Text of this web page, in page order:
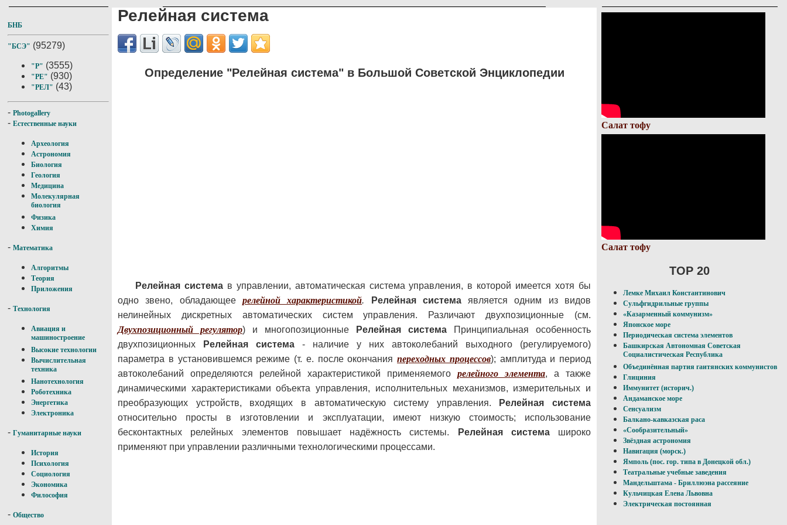
БНБ
"БСЭ" (95279)
"Р" (3555)
"РЕ" (930)
"РЕЛ" (43)
- Photogallery
- Естественные науки
Археология
Астрономия
Биология
Геология
Медицина
Молекулярная
биология
Физика
Химия
- Математика
Алгоритмы
Теория
Приложения
- Технология
Авиация и
машиностроение
Высокие технологии
Вычислительная
техника
Нанотехнология
Роботехника
Энергетика
Электроника
- Гуманитарные науки
История
Психология
Социология
Экономика
Философия
- Общество
Релейная система
Определение "Релейная система" в Большой Советской Энциклопедии
Релейная системав управлении, автоматическая система управления, в которой имеется хотя бы
одно звено, обладающее релейной характеристикой. Релейная системаявляется одним из видов
нелинейных дискретных автоматических систем управления. Различают двухпозиционные (см.
Двухпозиционный регулятор) и многопозиционные Релейная система Принципиальная особенность
двухпозиционных
Релейная система - наличие у них автоколебаний выходного (регулируемого)
параметра в установившемся режиме (т. е. после окончания переходных процессов); амплитуда и период
автоколебаний определяются релейной характеристикой применяемого релейного элемента, а также
динамическими характеристиками объекта управления, исполнительных механизмов, измерительных и
преобразующих устройств, входящих в автоматическую систему управления.
Релейная система
относительно просты в изготовлении и эксплуатации, имеют низкую стоимость; использование
бесконтактных релейных элементов повышает надёжность системы.
Релейная системашироко
применяют при управлении различными технологическими процессами.
Салат тофу
Салат тофу
TOP 20
Лемке Михаил Константинович
Сульфгидрильные группы
«Казарменный коммунизм»
Японское море
Периодическая система элементов
Башкирская Автономная Советская
Социалистическая Республика
Объединённая партия гаитянских коммунистов
Глициния
Иммунитет (историч.)
Андаманское море
Сенсуализм
Балкано-кавказская раса
«Сообразительный»
Звёздная астрономия
Навигация (морск.)
Ямполь (пос. гор. типа в Донецкой обл.)
Театральные учебные заведения
Мандельштама - Бриллюэна рассеяние
Кульчицкая Елена Львовна
Электрическая постоянная